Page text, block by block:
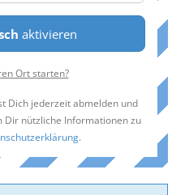
aktivieren
Ort starten?
Dich jederzeit abmelden und
Dir nützliche Informationen zu
.